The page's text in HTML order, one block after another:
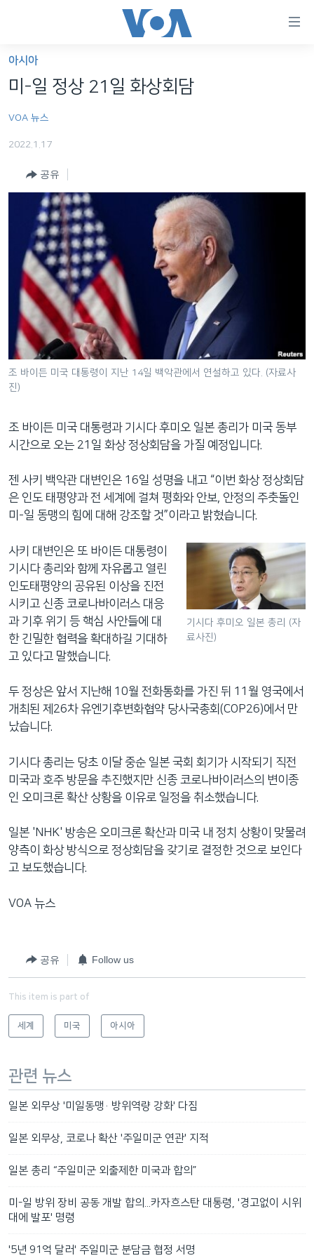
가
능
메
게
이
로
이
검
색
으
이
등
VOD
라디오
프로그램
주파수 안내
언어 선택
아시아
미-일 정상 21일 화상회담
VOA 뉴스
2022.1.17
공유
조 바이든 미국 대통령이 지난 14일 백악관에서 연설하고 있다. (자료사
진)
조 바이든 미국 대통령과 기시다 후미오 일본 총리가 미국 동부
시간으로 오는 21일 화상 정상회담을 가질 예정입니다.
젠 사키 백악관 대변인은 16일 성명을 내고 “이번 화상 정상회담
은 인도 태평양과 전 세계에 걸쳐 평화와 안보, 안정의 주춧돌인
미-일 동맹의 힘에 대해 강조할 것”이라고 밝혔습니다.
기시다 후미오 일본 총리 (자
료사진)
사키 대변인은 또 바이든 대통령이
기시다 총리와 함께 자유롭고 열린
인도태평양의 공유된 이상을 진전
시키고 신종 코로나바이러스 대응
과 기후 위기 등 핵심 사안들에 대
한 긴밀한 협력을 확대하길 기대하
고 있다고 말했습니다.
두 정상은 앞서 지난해 10월 전화통화를 가진 뒤 11월 영국에서
개최된 제26차 유엔기후변화협약 당사국총회(COP26)에서 만
났습니다.
기시다 총리는 당초 이달 중순 일본 국회 회기가 시작되기 직전
미국과 호주 방문을 추진했지만 신종 코로나바이러스의 변이종
인 오미크론 확산 상황을 이유로 일정을 취소했습니다.
일본 'NHK' 방송은 오미크론 확산과 미국 내 정치 상황이 맞물려
양측이 화상 방식으로 정상회담을 갖기로 결정한 것으로 보인다
고 보도했습니다.
VOA 뉴스
공유 Follow us
This item is part of
세계 미국 아시아
관련 뉴스
일본 외무상 '미일동맹· 방위역량 강화' 다짐
일본 외무상, 코로나 확산 '주일미군 연관' 지적
일본 총리 “주일미군 외출제한 미국과 합의”
미-일 방위 장비 공동 개발 합의...카자흐스탄 대통령, '경고없이 시위
대에 발포' 명령
'5년 91억 달러' 주일미군 분담금 협정 서명